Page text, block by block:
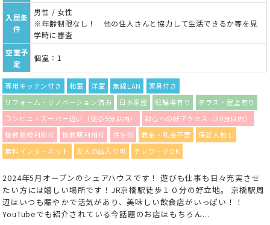
入居条
件
男性 / 女性
※年齢制限なし！ 他の住人さんと協力して生活できるか等を見
学時に審査
空室予
定
個室：1
専用キッチン付き 和室 洋室 無線LAN
家具付き
リフォーム・リノベーション済み
日本家屋 駐輪場有り
テラス・屋上有り
コンビニ・スーパー近い（徒歩5分以内）
都心への好アクセス（30分以内）
複数路線利用可
複数駅利用可 住宅街 敷金・礼金不要
保証人無し
無料インターネット
友人の出入り可 テレワークOK
2024年5月オープンのシェアハウスです！ 遊びも仕事も日々充実させ
たい方には嬉しい場所です！JR京橋駅徒歩１０分の好立地。 京橋駅周
辺はいつも賑やかで活気があり、美味しい飲食店がいっぱい！！
YouTubeでも紹介されている今話題のお店はもちろん...